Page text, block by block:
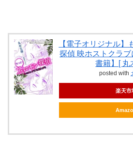
【電子オリジナル】
探偵 映ホストクラ
書籍】[ 丸
posted with
楽天市